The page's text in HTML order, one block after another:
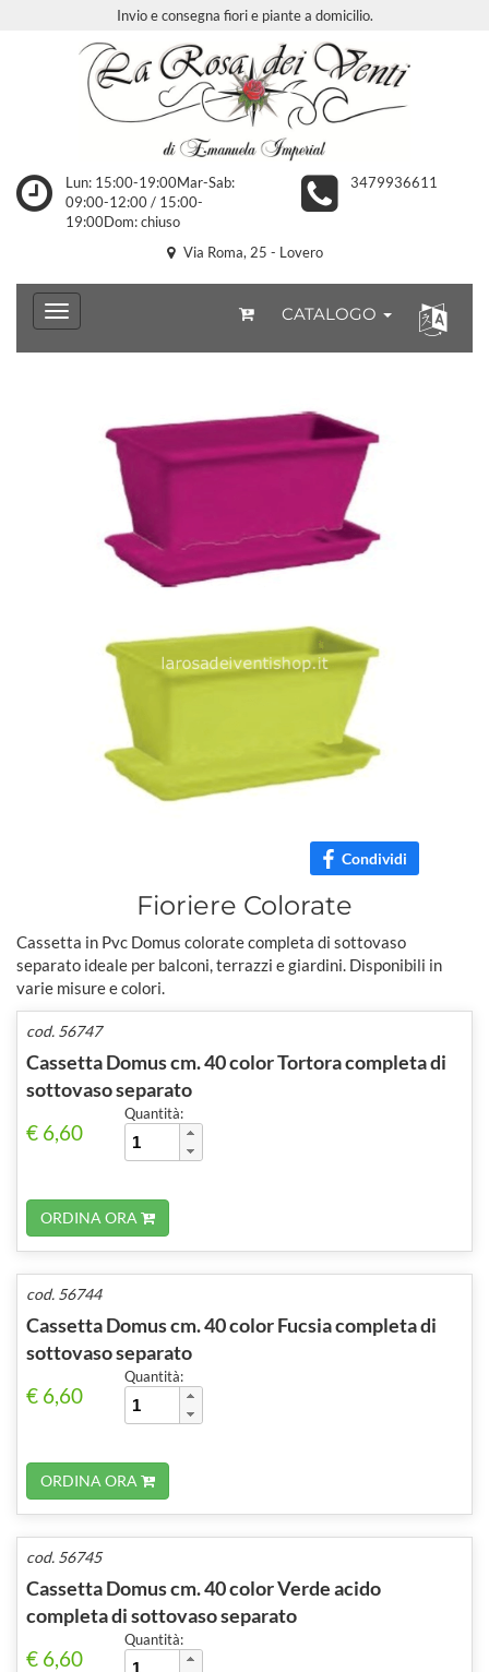
Invio e consegna fiori e piante a domicilio.
Lun: 15:00-19:00Mar-Sab:
09:00-12:00 / 15:00-
19:00Dom: chiuso
3479936611
Via Roma, 25 - Lovero
CATALOGO
Condividi
Fioriere Colorate
Cassetta in Pvc Domus colorate completa di sottovaso
separato ideale per balconi, terrazzi e giardini. Disponibili in
varie misure e colori.
cod. 56747
Cassetta Domus cm. 40 color Tortora completa di
sottovaso separato
€ 6,60
Quantità:
ORDINA ORA
cod. 56744
Cassetta Domus cm. 40 color Fucsia completa di
sottovaso separato
€ 6,60
Quantità:
ORDINA ORA
cod. 56745
Cassetta Domus cm. 40 color Verde acido
completa di sottovaso separato
€ 6,60
Quantità: